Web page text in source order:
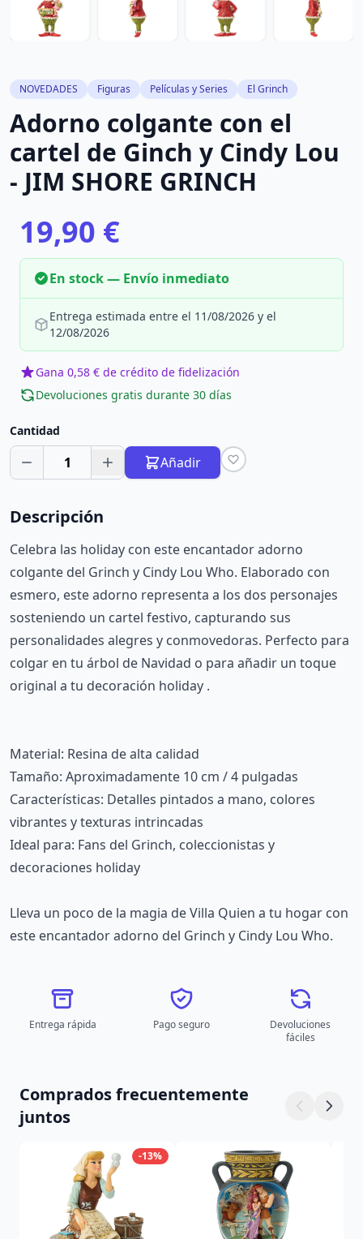
NOVEDADES Figuras Películas y Series El Grinch
Adorno colgante con el
cartel de Ginch y Cindy Lou
- JIM SHORE GRINCH
19,90 €
En stock — Envío inmediato
Entrega estimada entre el 11/08/2026 y el
12/08/2026
Gana 0,58 € de crédito de fidelización
Devoluciones gratis durante 30 días
Cantidad
1 Añadir
Descripción
Celebra las holiday con este encantador adorno
colgante del Grinch y Cindy Lou Who. Elaborado con
esmero, este adorno representa a los dos personajes
sosteniendo un cartel festivo, capturando sus
personalidades alegres y conmovedoras. Perfecto para
colgar en tu árbol de Navidad o para añadir un toque
original a tu decoración holiday .
Material: Resina de alta calidad
Tamaño: Aproximadamente 10 cm / 4 pulgadas
Características: Detalles pintados a mano, colores
vibrantes y texturas intrincadas
Ideal para: Fans del Grinch, coleccionistas y
decoraciones holiday
Lleva un poco de la magia de Villa Quien a tu hogar con
este encantador adorno del Grinch y Cindy Lou Who.
Entrega rápida Pago seguro
Devoluciones
fáciles
Comprados frecuentemente
juntos
-13%